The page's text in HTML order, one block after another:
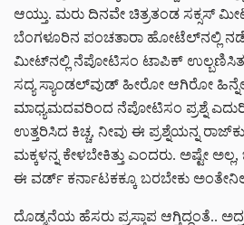
ಆಯ್ತು. ಮರು ದಿನವೇ ಚಿತ್ರತಂಡ ಸಕ್ಸಸ್
ಬೆಂಗಳೂರಿನ ಪಂಚತಾರಾ ಹೋಟೆಲ್‌‌ನಲ್ಲಿ
ಮೀಟ್‌‌ನಲ್ಲಿ ನೆಪೋಟಿಸಂ ಟಾಪಿಕ್
ಸದ್ಯ ಸ್ಯಾಂಡಲ್‌ವುಡ್ ಹೀರೋ ಆಗಿರೋ
ಮಾಧ್ಯಮದವರಿಂದ ನೆಪೋಟಿಸಂ ಪ್ರಶ್ನೆ
ಉತ್ತರಿಸಿದ ಕಿಚ್ಚ, ನೀವು ಈ ಪ್ರಶ್ನೆಯನ್ನ
ಮಕ್ಕಳನ್ನ ಕೇಳಬೇಕಿತ್ತು ಎಂದರು. ಅಷ್ಟೇ
ಈ ವರ್ಡ್ ಕರ್ನಾಟಕಕ್ಕೂ ಬರಬೇಕು
ದೊಡ್ಮನೆಯ ಹೆಸರು ಪ್ರಸ್ತಾಪ ಆಗ್ತಿದ್ದಂತೆ..